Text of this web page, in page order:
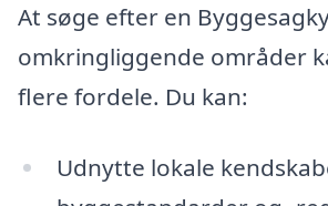
At søge efter en
omkringliggende områder
flere fordele. Du kan:
Udnytte lokale